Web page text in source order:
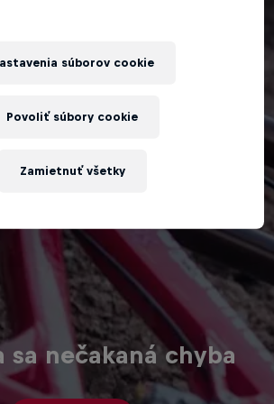
sa nečakaná chyba
súborov cookie
Zamietnuť všetky
Povoliť súbory cookie